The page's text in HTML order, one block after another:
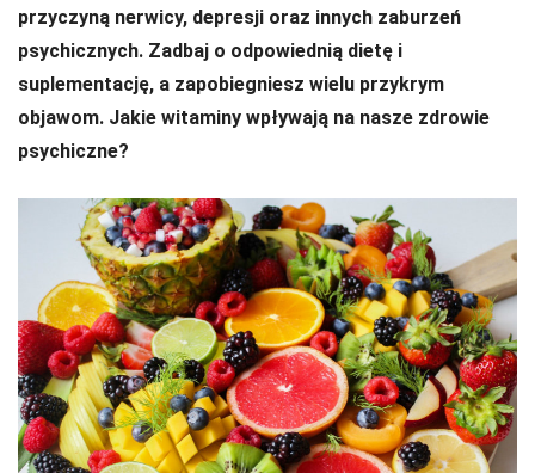
przyczyną nerwicy, depresji oraz innych zaburzeń
psychicznych. Zadbaj o odpowiednią dietę i
suplementację, a zapobiegniesz wielu przykrym
objawom. Jakie witaminy wpływają na nasze zdrowie
psychiczne?